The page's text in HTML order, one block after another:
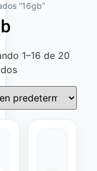
“16gb”
1–16 de 20